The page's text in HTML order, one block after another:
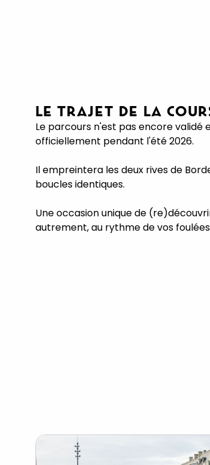
LE TRAJET DE LA
Le parcours n'est pas encore validé
officiellement pendant l'été 2026.
Il empreintera les deux rives de
boucles identiques.
Une occasion unique de
autrement, au rythme de vos foulées